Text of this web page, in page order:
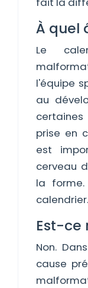
À quel
Le
l'équipe
au
prise en
est
cerveau
la forme.
calendrier.
Est-ce
Non.
cause